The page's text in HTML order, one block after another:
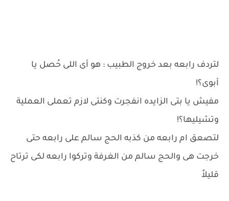
لتردف رابعه بعد خروج الطبيب : هو أى اللى حُصل يا
أبوى؟!
مفيش يا بتى الزايده انفجرت وكنتى لازم تعملى العملية
وتشيليها؟!
لتصعق ام رابعه من كذبه الحج سالم على رابعه حتى
خرجت هى والحج سالم من الغرفة وتركوا رابعه لكى ترتاح
قليلاً